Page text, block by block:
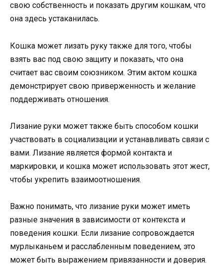
свою собственность и показать другим кошкам, что
она здесь устаканилась.
Кошка может лизать руку также для того, чтобы
взять вас под свою защиту и показать, что она
считает вас своим союзником. Этим актом кошка
демонстрирует свою приверженность и желание
поддерживать отношения.
Лизание руки может также быть способом кошки
участвовать в социализации и устанавливать связи с
вами. Лизание является формой контакта и
маркировки, и кошка может использовать этот жест,
чтобы укрепить взаимоотношения.
Важно понимать, что лизание руки может иметь
разные значения в зависимости от контекста и
поведения кошки. Если лизание сопровождается
мурлыканьем и расслабленным поведением, это
может быть выражением привязанности и доверия.